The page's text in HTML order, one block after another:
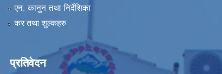
एन, कानुन तथा निर्देशिका
कर तथा शुल्कहरु
प्रतिवेदन